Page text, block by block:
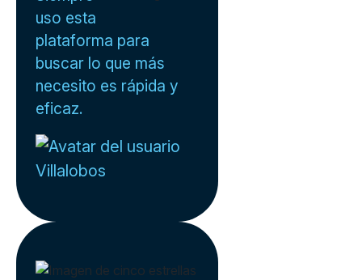
uso esta
plataforma para
buscar lo que más
necesito es rápida y
eficaz.
Villalobos